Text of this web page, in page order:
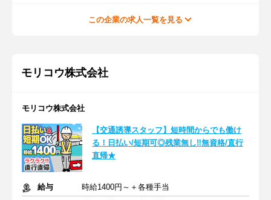
この企業の求人一覧を見る
モリコウ株式会社
モリコウ株式会社
【交通誘導スタッフ】短時間からでも働け
る！日払い/短期可◎残業無し‼無資格/直行
直帰★
給与
時給1400円～＋各種手当